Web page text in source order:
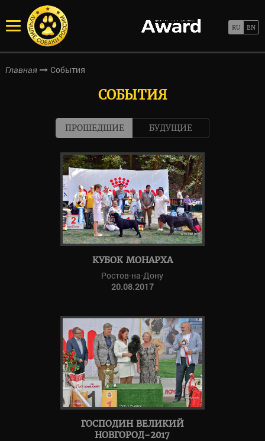
Главная События
СОБЫТИЯ
ПРОШЕДШИЕ БУДУЩИЕ
КУБОК МОНАРХА
Ростов-на-Дону
20.08.2017
ГОСПОДИН ВЕЛИКИЙ
НОВГОРОД-2017